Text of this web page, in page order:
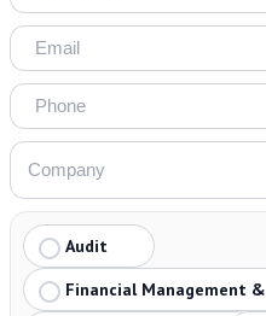
Audit
Financial Management